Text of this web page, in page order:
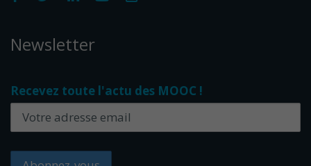
Newsletter
Recevez toute l'actu des MOOC !